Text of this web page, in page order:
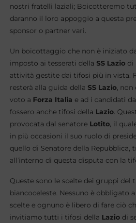
nostri fratelli laziali; Boicotteremo
daranno il loro appoggio a questa
sponsor o partner vari.
Un boicottaggio che non è iniziato
imposto ai tesserati della SS Lazio di
attività gestite dai tifosi più in vista.
resterà alla guida della SS Lazio, non
voto a Forza Italia e ad i candidati
fossero anche tifosi della Lazio.
provocata dal senatore Lotito, il
in più occasioni il suo ruolo di
quello di Senatore della Repubblica,
all’interno di questa disputa con la
Queste sono le scelte dei gruppi del
biancoceleste. Nessuno è obbligato
scelte e ognuno è libero di fare ciò
invitiamo tutti i tifosi della Lazio di